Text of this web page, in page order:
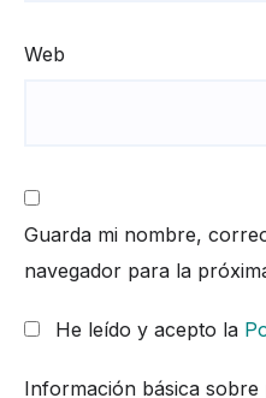
Web
Guarda mi nombre,
navegador para la
He leído y acepto la
Información básica